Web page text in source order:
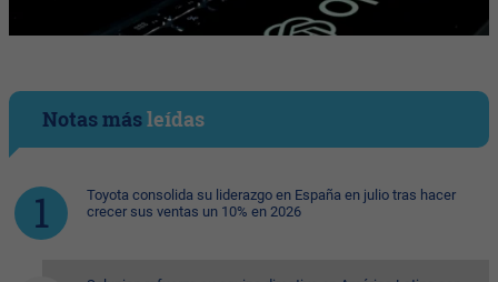
Notas másleídas
Toyota consolida su liderazgo en España en julio tras hacer
crecer sus ventas un 10% en 2026